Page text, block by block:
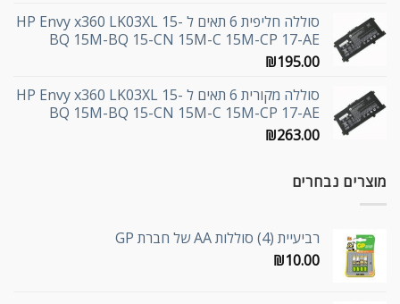
סוללה חליפית 6 תאים ל HP Envy x360 LK03XL 15-
BQ 15M-BQ 15-CN 15M-C 15M-CP 17-AE
₪195.00
סוללה מקורית 6 תאים ל HP Envy x360 LK03XL 15-
BQ 15M-BQ 15-CN 15M-C 15M-CP 17-AE
₪263.00
מוצרים נבחרים
רביעיית (4) סוללות AA של חברת GP
₪10.00